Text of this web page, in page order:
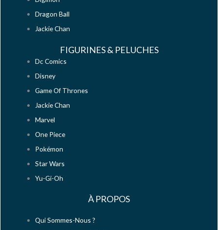
Dragon Ball
Jackie Chan
FIGURINES & PELUCHES
Dc Comics
Disney
Game Of Thrones
Jackie Chan
Marvel
One Piece
Pokémon
Star Wars
Yu-Gi-Oh
À PROPOS
Qui Sommes-Nous ?